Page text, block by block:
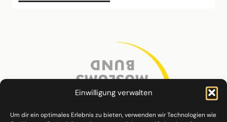
Einwilligung verwalten
Um dir ein optimales Erlebnis zu bieten, verwenden wir Technologien wie